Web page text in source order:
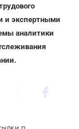
и экспертными
аналитики